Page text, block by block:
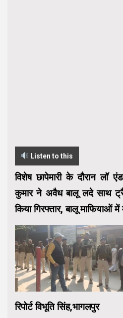
Listen to this
विशेष छापेमारी के दौरान लॉ
कुमार ने अवैध बालू लदे साथ
किया गिरफ्तार, बालू माफियाओं
रिपोर्ट विभूति सिंह,भागलपुर